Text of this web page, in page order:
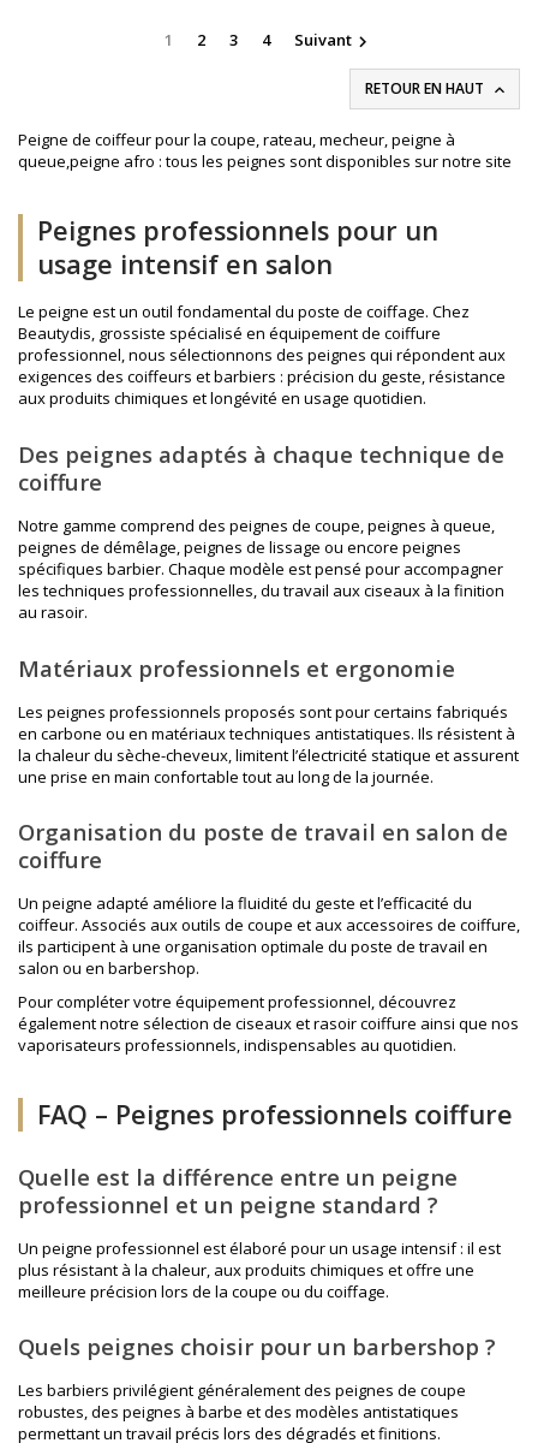
1 2 3 4 Suivant 
RETOUR EN HAUT 
Peigne de coiffeur pour la coupe, rateau, mecheur, peigne à
queue,peigne afro : tous les peignes sont disponibles sur notre site
Peignes professionnels pour un
usage intensif en salon
Le peigne est un outil fondamental du poste de coiffage. Chez
Beautydis, grossiste spécialisé en équipement de coiffure
professionnel, nous sélectionnons des peignes qui répondent aux
exigences des coiffeurs et barbiers : précision du geste, résistance
aux produits chimiques et longévité en usage quotidien.
Des peignes adaptés à chaque technique de
coiffure
Notre gamme comprend des peignes de coupe, peignes à queue,
peignes de démêlage, peignes de lissage ou encore peignes
spécifiques barbier. Chaque modèle est pensé pour accompagner
les techniques professionnelles, du travail aux ciseaux à la finition
au rasoir.
Matériaux professionnels et ergonomie
Les peignes professionnels proposés sont pour certains fabriqués
en carbone ou en matériaux techniques antistatiques. Ils résistent à
la chaleur du sèche-cheveux, limitent l’électricité statique et assurent
une prise en main confortable tout au long de la journée.
Organisation du poste de travail en salon de
coiffure
Un peigne adapté améliore la fluidité du geste et l’efficacité du
coiffeur. Associés aux outils de coupe et aux accessoires de coiffure,
ils participent à une organisation optimale du poste de travail en
salon ou en barbershop.
Pour compléter votre équipement professionnel, découvrez
également notre sélection de ciseaux et rasoir coiffure ainsi que nos
vaporisateurs professionnels, indispensables au quotidien.
FAQ – Peignes professionnels coiffure
Quelle est la différence entre un peigne
professionnel et un peigne standard ?
Un peigne professionnel est élaboré pour un usage intensif : il est
plus résistant à la chaleur, aux produits chimiques et offre une
meilleure précision lors de la coupe ou du coiffage.
Quels peignes choisir pour un barbershop ?
Les barbiers privilégient généralement des peignes de coupe
robustes, des peignes à barbe et des modèles antistatiques
permettant un travail précis lors des dégradés et finitions.